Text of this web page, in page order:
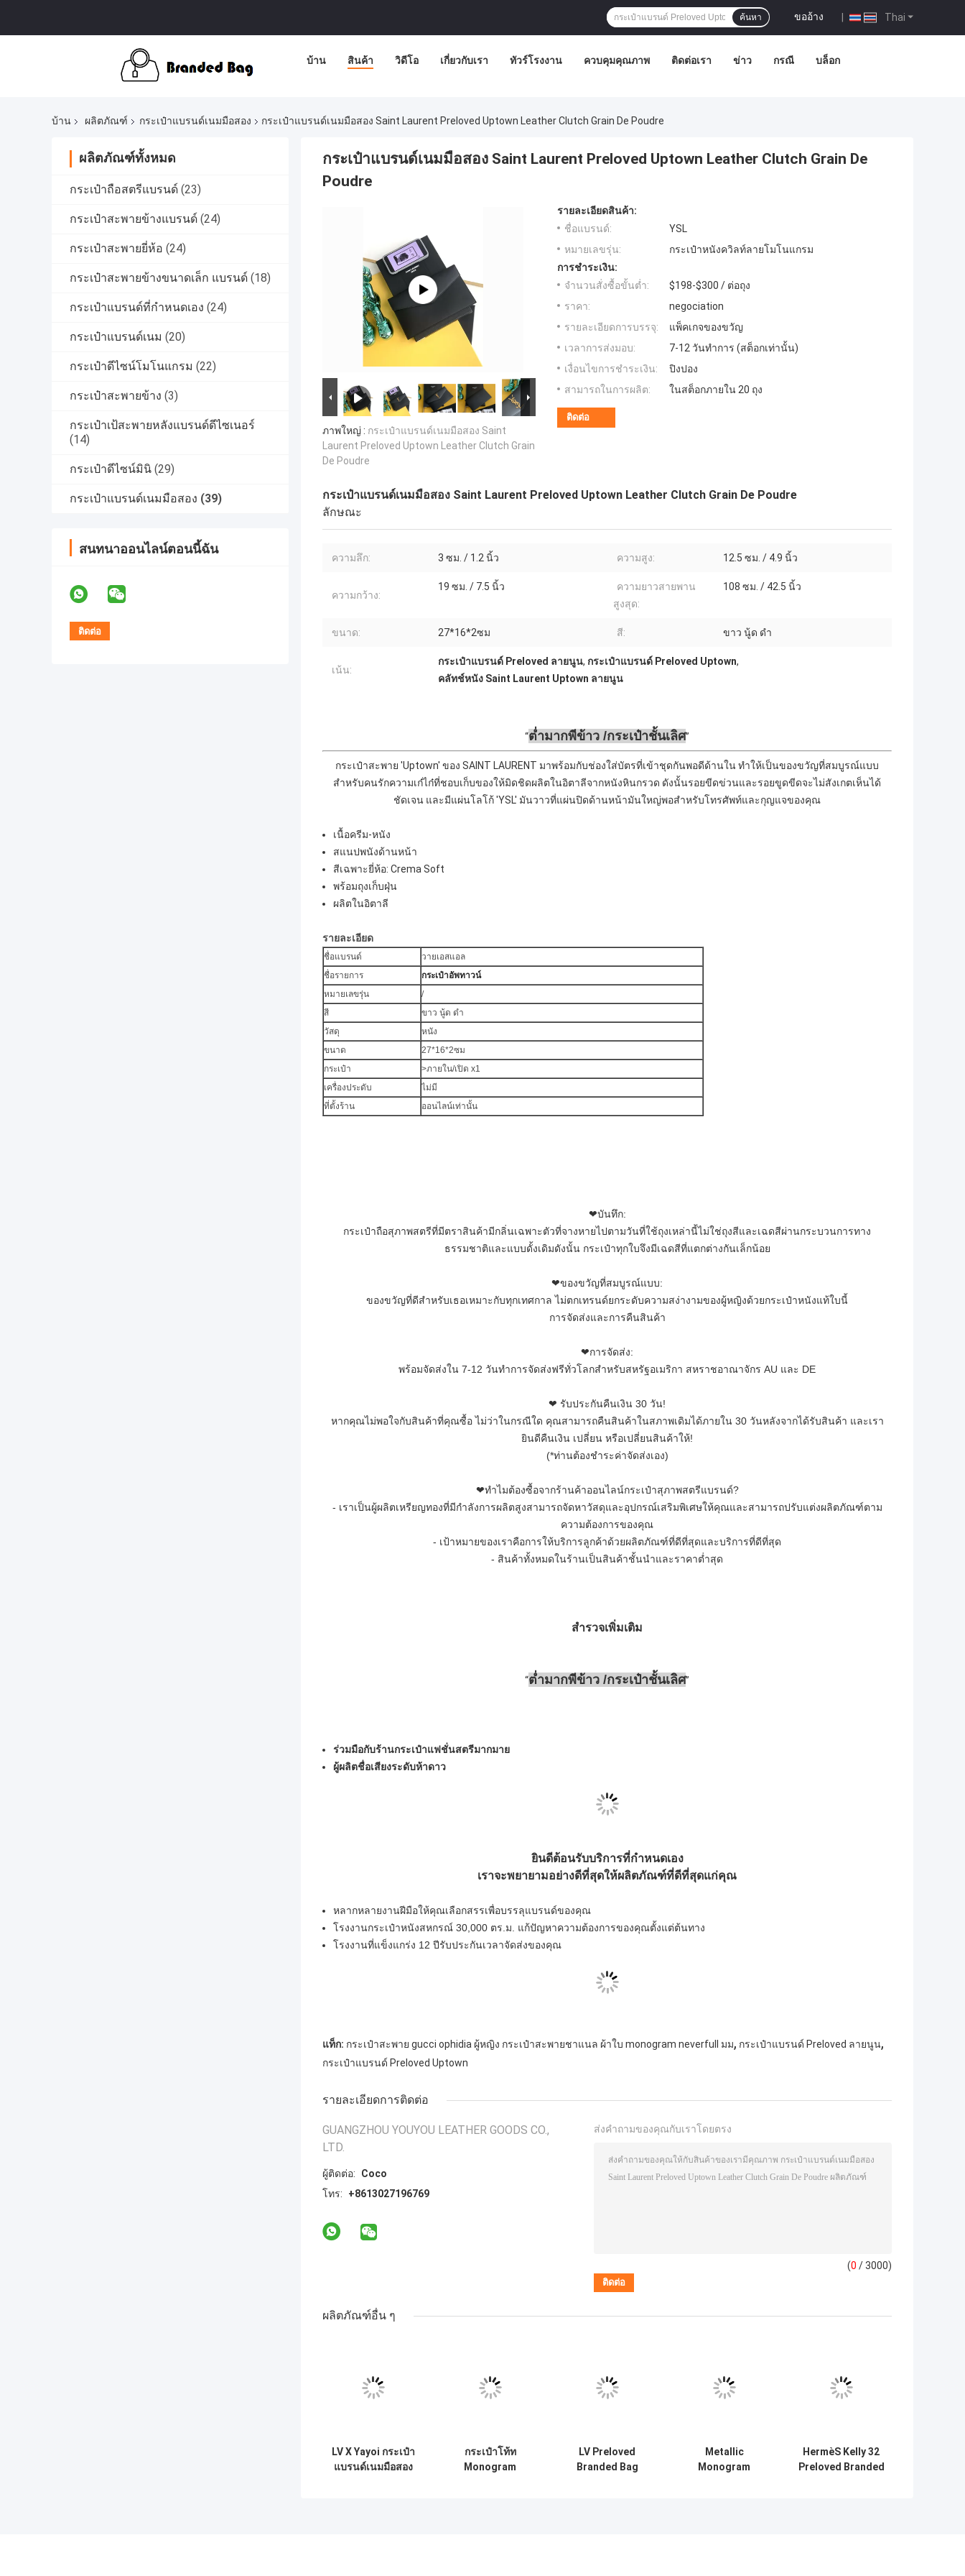
Thai
ขออ้าง |
ค้นหา
บ้าน สินค้า วิดีโอ เกี่ยวกับเรา ทัวร์โรงงาน ควบคุมคุณภาพ ติดต่อเรา ข่าว กรณี บล็อก
บ้าน ผลิตภัณฑ์ กระเป๋าแบรนด์เนมมือสอง กระเป๋าแบรนด์เนมมือสอง Saint Laurent Preloved Uptown Leather Clutch Grain De Poudre
ผลิตภัณฑ์ทั้งหมด
กระเป๋าถือสตรีแบรนด์ (23)
กระเป๋าสะพายข้างแบรนด์ (24)
กระเป๋าสะพายยี่ห้อ (24)
กระเป๋าสะพายข้างขนาดเล็ก แบรนด์ (18)
กระเป๋าแบรนด์ที่กำหนดเอง (24)
กระเป๋าแบรนด์เนม (20)
กระเป๋าดีไซน์โมโนแกรม (22)
กระเป๋าสะพายข้าง (3)
กระเป๋าเป้สะพายหลังแบรนด์ดีไซเนอร์
(14)
กระเป๋าดีไซน์มินิ (29)
กระเป๋าแบรนด์เนมมือสอง (39)
สนทนาออนไลน์ตอนนี้ฉัน
กระเป๋าแบรนด์เนมมือสอง Saint Laurent Preloved Uptown Leather Clutch Grain De
Poudre
ภาพใหญ่ : กระเป๋าแบรนด์เนมมือสอง Saint
Laurent Preloved Uptown Leather Clutch Grain
De Poudre
รายละเอียดสินค้า:
ชื่อแบรนด์:
YSL
หมายเลขรุ่น:
กระเป๋าหนังควิลท์ลายโมโนแกรม
การชำระเงิน:
จำนวนสั่งซื้อขั้นต่ำ:
$198-$300 / ต่อถุง
ราคา:
negociation
รายละเอียดการบรรจุ:
แพ็คเกจของขวัญ
เวลาการส่งมอบ:
7-12 วันทำการ (สต็อกเท่านั้น)
เงื่อนไขการชำระเงิน:
ปิงปอง
สามารถในการผลิต:
ในสต็อกภายใน 20 ถุง
ติดต่อ
กระเป๋าแบรนด์เนมมือสอง Saint Laurent Preloved Uptown Leather Clutch Grain De Poudre
ลักษณะ
ความลึก: 3 ซม. / 1.2 นิ้ว ความสูง: 12.5 ซม. / 4.9 นิ้ว
ความกว้าง:
19 ซม. / 7.5 นิ้ว
ความยาวสายพาน
สูงสุด:
108 ซม. / 42.5 นิ้ว
ขนาด: 27*16*2ซม สี: ขาว นู้ด ดำ
เน้น:
กระเป๋าแบรนด์ Preloved ลายนูน, กระเป๋าแบรนด์ Preloved Uptown,
คลัทช์หนัง Saint Laurent Uptown ลายนูน
ต่ำมากพีข้าว /กระเป๋าชั้นเลิศ
กระเป๋าสะพาย 'Uptown' ของ SAINT LAURENT มาพร้อมกับช่องใส่บัตรที่เข้าชุดกันพอดีด้านใน ทำให้เป็นของขวัญที่สมบูรณ์แบบ
สำหรับคนรักความเก๋ไก๋ที่ชอบเก็บของให้มิดชิดผลิตในอิตาลีจากหนังหินกรวด ดังนั้นรอยขีดข่วนและรอยขูดขีดจะไม่สังเกตเห็นได้
ชัดเจน และมีแผ่นโลโก้ 'YSL' มันวาวที่แผ่นปิดด้านหน้ามันใหญ่พอสำหรับโทรศัพท์และกุญแจของคุณ
เนื้อครีม-หนัง
สแนปพนังด้านหน้า
สีเฉพาะยี่ห้อ: Crema Soft
พร้อมถุงเก็บฝุ่น
ผลิตในอิตาลี
รายละเอียด
ชื่อแบรนด์
วายเอสแอล
ชื่อรายการ
กระเป๋าอัพทาวน์
หมายเลขรุ่น
/
สี
ขาว นู้ด ดำ
วัสดุ
หนัง
ขนาด
27*16*2ซม
กระเป๋า
>ภายใน/เปิด x1
เครื่องประดับ
ไม่มี
ที่ตั้งร้าน
ออนไลน์เท่านั้น
❤บันทึก:
กระเป๋าถือสุภาพสตรีที่มีตราสินค้ามีกลิ่นเฉพาะตัวที่จางหายไปตามวันที่ใช้ถุงเหล่านี้ไม่ใช่ถุงสีและเฉดสีผ่านกระบวนการทาง
ธรรมชาติและแบบดั้งเดิมดังนั้น กระเป๋าทุกใบจึงมีเฉดสีที่แตกต่างกันเล็กน้อย
❤ของขวัญที่สมบูรณ์แบบ:
ของขวัญที่ดีสำหรับเธอเหมาะกับทุกเทศกาล ไม่ตกเทรนด์ยกระดับความสง่างามของผู้หญิงด้วยกระเป๋าหนังแท้ใบนี้
การจัดส่งและการคืนสินค้า
❤การจัดส่ง:
พร้อมจัดส่งใน 7-12 วันทำการจัดส่งฟรีทั่วโลกสำหรับสหรัฐอเมริกา สหราชอาณาจักร AU และ DE
❤ รับประกันคืนเงิน 30 วัน!
หากคุณไม่พอใจกับสินค้าที่คุณซื้อ ไม่ว่าในกรณีใด คุณสามารถคืนสินค้าในสภาพเดิมได้ภายใน 30 วันหลังจากได้รับสินค้า และเรา
ยินดีคืนเงิน เปลี่ยน หรือเปลี่ยนสินค้าให้!
(*ท่านต้องชำระค่าจัดส่งเอง)
❤ทำไมต้องซื้อจากร้านค้าออนไลน์กระเป๋าสุภาพสตรีแบรนด์?
- เราเป็นผู้ผลิตเหรียญทองที่มีกำลังการผลิตสูงสามารถจัดหาวัสดุและอุปกรณ์เสริมพิเศษให้คุณและสามารถปรับแต่งผลิตภัณฑ์ตาม
ความต้องการของคุณ
- เป้าหมายของเราคือการให้บริการลูกค้าด้วยผลิตภัณฑ์ที่ดีที่สุดและบริการที่ดีที่สุด
- สินค้าทั้งหมดในร้านเป็นสินค้าชั้นนำและราคาต่ำสุด
สำรวจเพิ่มเติม
ต่ำมากพีข้าว /กระเป๋าชั้นเลิศ
ร่วมมือกับร้านกระเป๋าแฟชั่นสตรีมากมาย
ผู้ผลิตชื่อเสียงระดับห้าดาว
ยินดีต้อนรับบริการที่กำหนดเอง
เราจะพยายามอย่างดีที่สุดให้ผลิตภัณฑ์ที่ดีที่สุดแก่คุณ
หลากหลายงานฝีมือให้คุณเลือกสรรเพื่อบรรลุแบรนด์ของคุณ
โรงงานกระเป๋าหนังสหกรณ์ 30,000 ตร.ม. แก้ปัญหาความต้องการของคุณตั้งแต่ต้นทาง
โรงงานที่แข็งแกร่ง 12 ปีรับประกันเวลาจัดส่งของคุณ
แท็ก: กระเป๋าสะพาย gucci ophidia ผู้หญิง กระเป๋าสะพายชาแนล ผ้าใบ monogram neverfull มม, กระเป๋าแบรนด์ Preloved ลายนูน,
กระเป๋าแบรนด์ Preloved Uptown
รายละเอียดการติดต่อ
GUANGZHOU YOUYOU LEATHER GOODS CO.,
LTD.
ผู้ติดต่อ:
Coco
โทร:
+8613027196769
ส่งคำถามของคุณกับเราโดยตรง
(0 / 3000)
ผลิตภัณฑ์อื่น ๆ
LV X Yayoi กระเป๋า
แบรนด์เนมมือสอง
กระเป๋าโท้ท
Monogram
LV Preloved
Branded Bag
Metallic
Monogram
HermèS Kelly 32
Preloved Branded